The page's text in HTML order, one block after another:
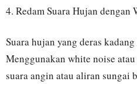
4. Redam Suara Hujan dengan
Suara hujan yang deras
Menggunakan white noise
suara angin atau aliran sungai